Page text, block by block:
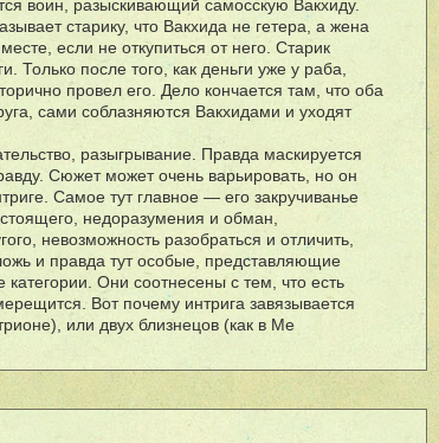
воин, разыскивающий самосскую Вакхиду.
старику, что Вакхида не гетера, а жена
если не откупиться от него. Старик
Только после того, как деньги уже у раба,
провел его. Дело кончается там, что оба
cами соблазняются Вакхидами и уходят
разыгрывание. Правда маскируется
Сюжет может очень варьировать, но он
Самое тут главное — его закручиванье
недоразумения и обман,
невозможность разобраться и отличить,
и правда тут особые, представляющие
категории. Они соотнесены с тем, что есть
Вот почему интрига завязывается
или двух близнецов (как в Ме